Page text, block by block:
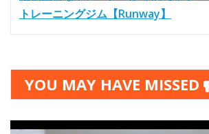
トレーニングジム【Runway】
YOU MAY HAVE MISSED